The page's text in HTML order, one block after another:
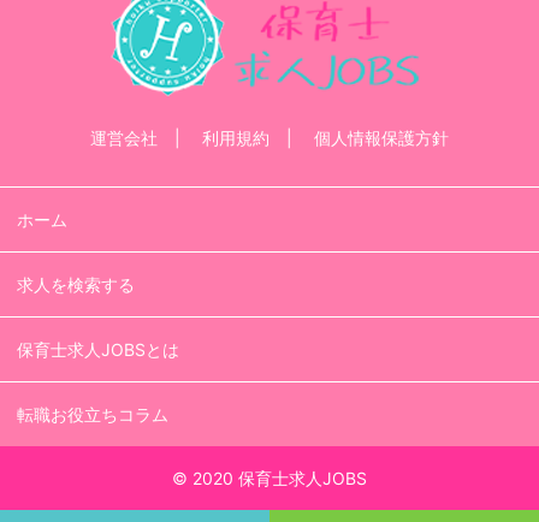
運営会社 利用規約 個人情報保護方針
ホーム
求人を検索する
保育士求人JOBSとは
転職お役立ちコラム
© 2020 保育士求人JOBS